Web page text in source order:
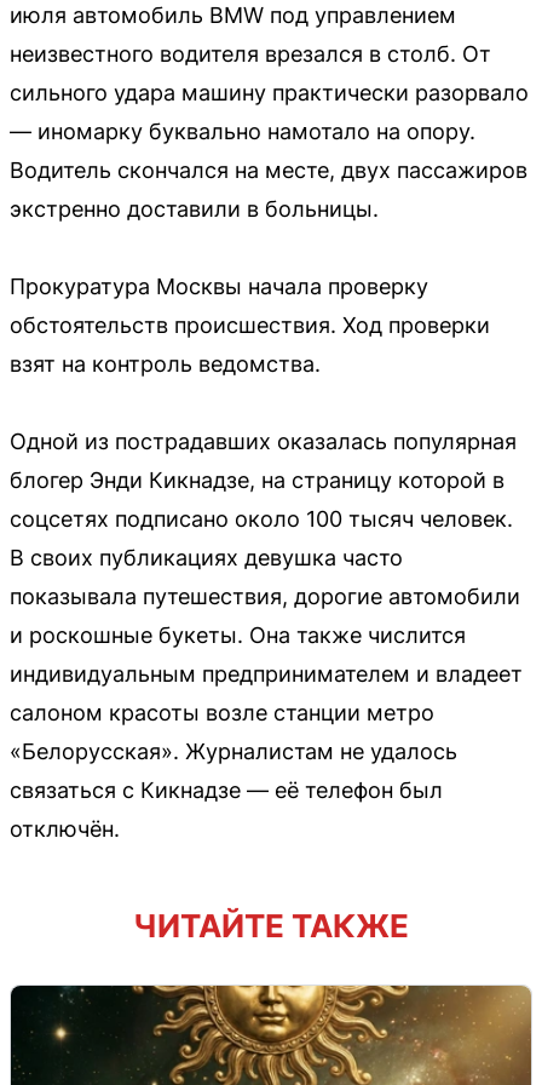
июля автомобиль BMW под управлением
неизвестного водителя врезался в столб. От
сильного удара машину практически разорвало
— иномарку буквально намотало на опору.
Водитель скончался на месте, двух пассажиров
экстренно доставили в больницы.
Прокуратура Москвы начала проверку
обстоятельств происшествия. Ход проверки
взят на контроль ведомства.
Одной из пострадавших оказалась популярная
блогер Энди Кикнадзе, на страницу которой в
соцсетях подписано около 100 тысяч человек.
В своих публикациях девушка часто
показывала путешествия, дорогие автомобили
и роскошные букеты. Она также числится
индивидуальным предпринимателем и владеет
салоном красоты возле станции метро
«Белорусская». Журналистам не удалось
связаться с Кикнадзе — её телефон был
отключён.
ЧИТАЙТЕ ТАКЖЕ